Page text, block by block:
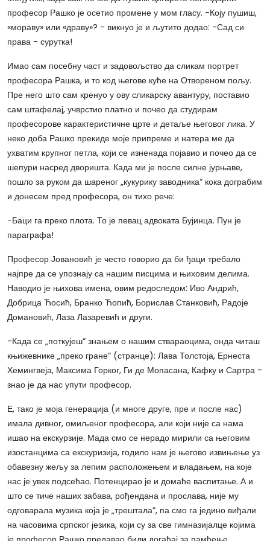
професор Рашко је осетио промене у мом гласу. -Коју пушиш,
«мораву» или «драву»? - викнуо је и љутито додао: -Сад си
права - сурутка!
Имао сам посебну част и задовољство да сликам портрет
професора Рашка, и то код његове куће на Отвореном пољу.
Пре него што сам кренуо у ову сликарску авантуру, поставио
сам штафелај, учврстио платно и почео да студирам
професорове карактеристичне црте и детаље његовог лика. У
неко доба Рашко прекиде моје припреме и натера ме да
ухватим крупног петла, који се изненада појавио и почео да се
шепури насред дворишта. Када ми је после силне јурњаве,
пошло за руком да шареног „кукурику заводника“ кока дограбим
и донесем пред професора, он тихо рече:
-Баци га преко плота. То је певац адвоката Бујинца. Пун је
параграфа!
Професор Јовановић је често говорио да би ђаци требало
најпре да се упознају са нашим писцима и њиховим делима.
Наводио је њихова имена, овим редоследом: Иво Андрић,
Добрица Ћосић, Бранко Ћопић, Борислав Станковић, Радоје
Домановић, Лаза Лазаревић и други.
-Када се „поткујеш“ знањем о нашим ствараоцима, онда читаш
књижевнике „преко гране“ (странце): Лава Толстоја, Ернеста
Хемингвеја, Максима Горког, Ги де Мопасана, Кафку и Сартра -
знао је да нас упути професор.
Е, тако је моја генерација (и многе друге, пре и после нас)
имала дивног, омиљеног професора, али који није са нама
ишао на екскурзије. Мада смо се нерадо мирили са његовим
изостанцима са екскуризија, годило нам је његово извињење уз
обавезну жељу за лепим расположењем и владањем, на које
нас је увек подсећао. Потенцирао је и домаће васпитање. А и
што се тиче наших забава, рођендана и прослава, није му
одговарала музика која је „трештала“, па смо га једино виђали
на часовима српског језика, који су за све гимназијалце којима